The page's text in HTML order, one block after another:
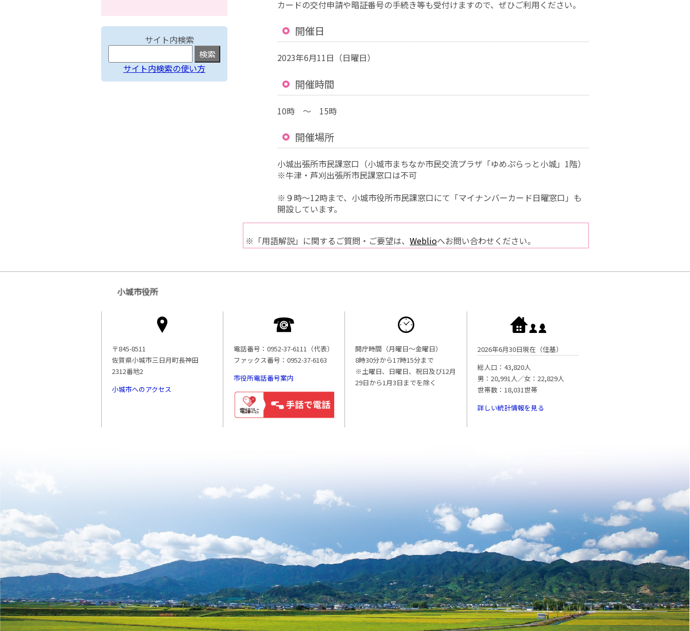
カードの交付申請や暗証番号の手続き等も受付けますので、ぜひご利用ください。
開催日
2023年6月11日（日曜日）
開催時間
10時 ～ 15時
開催場所
小城出張所市民課窓口（小城市まちなか市民交流プラザ「ゆめぷらっと小城」1階）
※牛津・芦刈出張所市民課窓口は不可
※９時～12時まで、小城市役所市民課窓口にて「マイナンバーカード日曜窓口」も
開設しています。
※「用語解説」に関するご質問・ご要望は、 Weblioへお問い合わせください。
サイト内検索
サイト内検索の使い方
小城市役所
〒845-8511
佐賀県小城市三日月町長神田
2312番地2
小城市へのアクセス
電話番号：0952-37-6111（代表）
ファックス番号：0952-37-6163
市役所電話番号案内
開庁時間（月曜日〜金曜日）
8時30分から17時15分まで
※土曜日、日曜日、祝日及び12月
29日から1月3日までを除く
2026年6月30日現在（住基）
総人口：43,820人
男：20,991人／女：22,829人
世帯数：18,031世帯
詳しい統計情報を見る